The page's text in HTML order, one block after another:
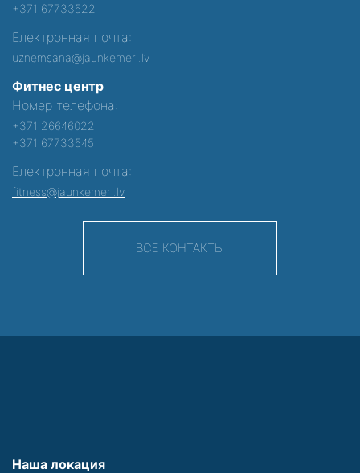
+371 67733522
Електронная почта:
uznemsana@jaunkemeri.lv
Фитнес центр
Номер телефона:
+371 26646022
+371 67733545
Електронная почта:
fitness@jaunkemeri.lv
ВСЕ КОНТАКТЫ
Наша локация